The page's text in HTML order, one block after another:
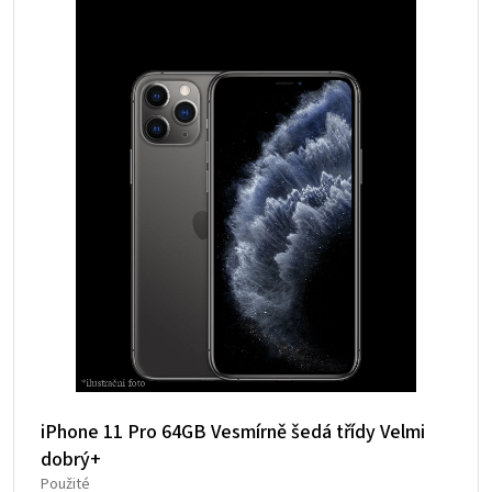
iPhone 11 Pro 64GB Vesmírně šedá třídy Velmi
dobrý+
Použité